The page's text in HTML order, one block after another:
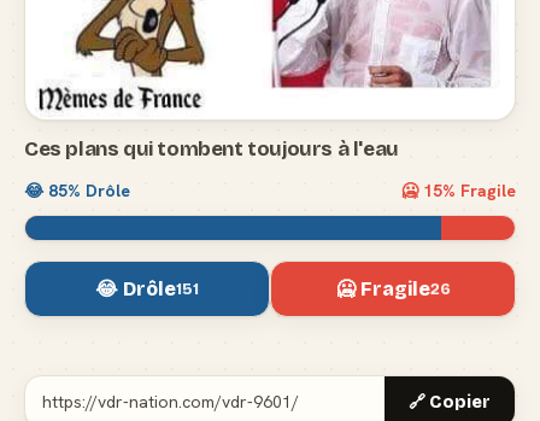
Ces plans qui tombent toujours à l'eau
😂 85% Drôle 🥶 15% Fragile
😂 Drôle151 🥶 Fragile26
🔗 Copier